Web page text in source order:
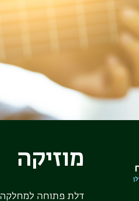
מוזיקה
דלת פתוחה למחלקה